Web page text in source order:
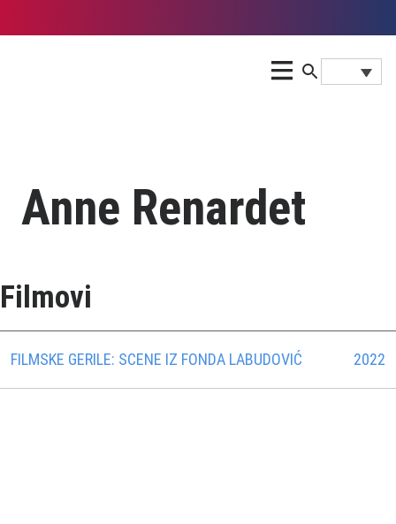
Anne Renardet
Filmovi
FILMSKE GERILE: SCENE IZ FONDA LABUDOVIĆ 2022